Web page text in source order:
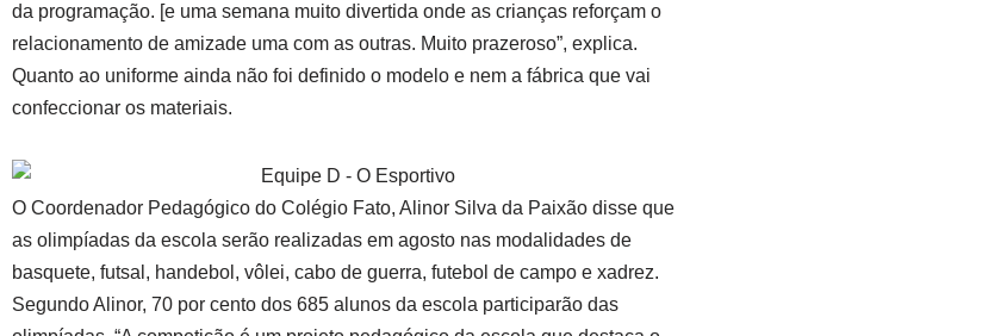
da programação. [e uma semana muito divertida onde as crianças reforçam o
relacionamento de amizade uma com as outras. Muito prazeroso”, explica.
Quanto ao uniforme ainda não foi definido o modelo e nem a fábrica que vai
confeccionar os materiais.
O Coordenador Pedagógico do Colégio Fato, Alinor Silva da Paixão disse que
as olimpíadas da escola serão realizadas em agosto nas modalidades de
basquete, futsal, handebol, vôlei, cabo de guerra, futebol de campo e xadrez.
Segundo Alinor, 70 por cento dos 685 alunos da escola participarão das